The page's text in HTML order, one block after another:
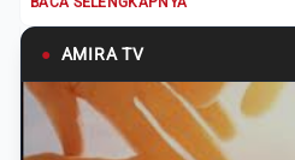
● AMIRA TV